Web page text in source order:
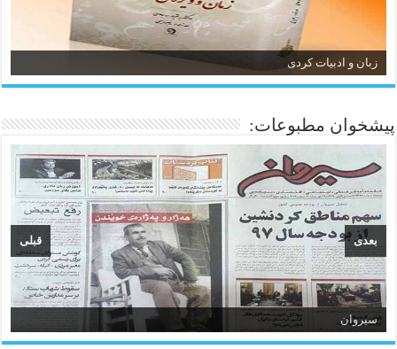
زبان و ادبیات کردی
پیشخوان مطبوعات:
سیروان
قبلی بعدی